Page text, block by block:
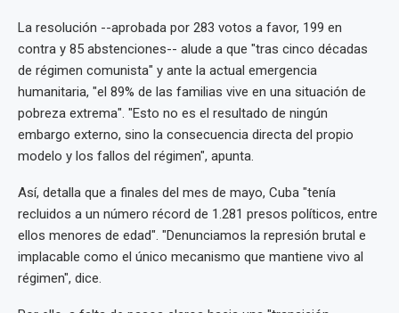
La resolución --aprobada por 283 votos a favor, 199 en
contra y 85 abstenciones-- alude a que "tras cinco décadas
de régimen comunista" y ante la actual emergencia
humanitaria, "el 89% de las familias vive en una situación de
pobreza extrema". "Esto no es el resultado de ningún
embargo externo, sino la consecuencia directa del propio
modelo y los fallos del régimen", apunta.
Así, detalla que a finales del mes de mayo, Cuba "tenía
recluidos a un número récord de 1.281 presos políticos, entre
ellos menores de edad". "Denunciamos la represión brutal e
implacable como el único mecanismo que mantiene vivo al
régimen", dice.